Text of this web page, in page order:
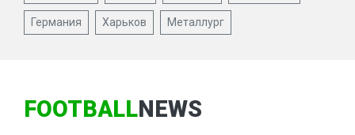
Германия Харьков Металлург
FOOTBALLNEWS